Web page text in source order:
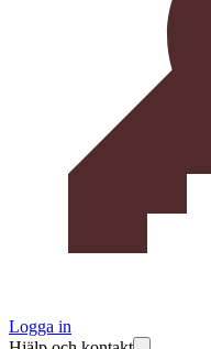
Logga in